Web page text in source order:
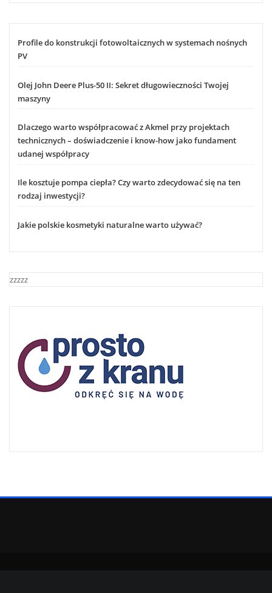
Profile do konstrukcji fotowoltaicznych w systemach nośnych
PV
Olej John Deere Plus-50 II: Sekret długowieczności Twojej
maszyny
Dlaczego warto współpracować z Akmel przy projektach
technicznych – doświadczenie i know-how jako fundament
udanej współpracy
Ile kosztuje pompa ciepła? Czy warto zdecydować się na ten
rodzaj inwestycji?
Jakie polskie kosmetyki naturalne warto używać?
zzzzz